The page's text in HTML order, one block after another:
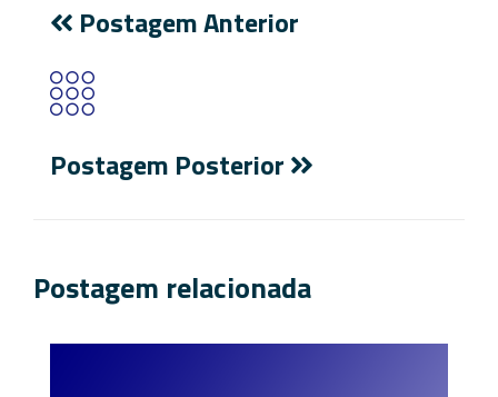
Postagem Anterior
Postagem Posterior
Postagem relacionada